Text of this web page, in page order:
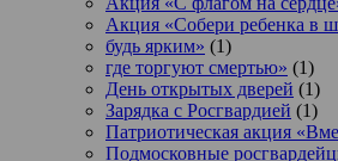
Акция «Собери ребенка в
будь ярким» (1)
где торгуют смертью» (1)
День открытых дверей (1)
Зарядка с Росгвардией (1)
Патриотическая акция
Подмосковные